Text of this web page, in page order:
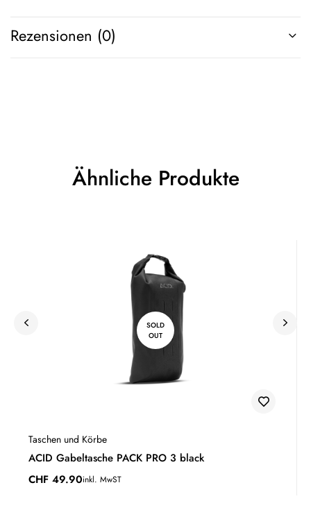
Rezensionen (0)
Ähnliche Produkte
SOLD
OUT
Taschen und Körbe
ACID Gabeltasche PACK PRO 3 black
CHF 49.90inkl. MwST